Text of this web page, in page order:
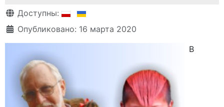
Информация о материале
Доступны:
Опубликовано: 16 марта 2020
В